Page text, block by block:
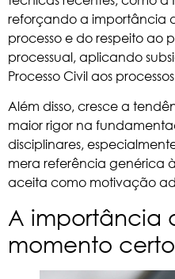
reforçando a importância
processo e do respeito ao
processual, aplicando
Processo Civil aos
Além disso, cresce a
maior rigor na
disciplinares,
mera referência genérica
aceita como motivação
A importância
momento certo